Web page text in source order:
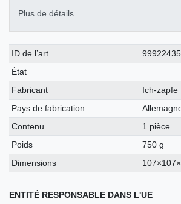
Plus de détails
Caractéristique
technique
Valeur
ID de l’art.
99922435
État
Fabricant
Ich-zapfe
Pays de fabrication
Contenu
1 pièce
Poids
750 g
Dimensions
ENTITÉ RESPONSABLE DANS L'UE